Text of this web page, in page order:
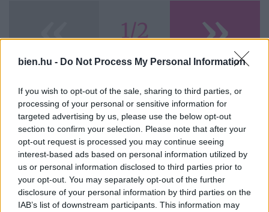
bien.hu - Do Not Process My Personal Information
If you wish to opt-out of the sale, sharing to third parties, or
processing of your personal or sensitive information for
targeted advertising by us, please use the below opt-out
section to confirm your selection. Please note that after your
opt-out request is processed you may continue seeing
interest-based ads based on personal information utilized by
us or personal information disclosed to third parties prior to
your opt-out. You may separately opt-out of the further
disclosure of your personal information by third parties on the
IAB’s list of downstream participants. This information may
« 1/2 »
Ezeket olvassákmost